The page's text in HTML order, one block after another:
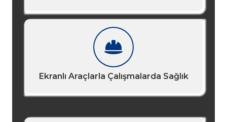
Ekranlı Araçlarla Çalışmalarda Sağlık